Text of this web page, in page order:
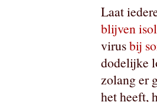
Laat
blijven
virusbij
dodelijke
zolang er
het heeft,